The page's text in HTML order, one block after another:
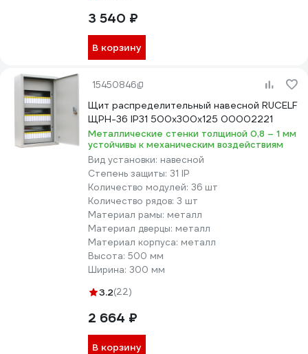
3 540 ₽
В корзину
15450846
Щит распределительный навесной RUCELF
ЩРН-36 IP31 500x300x125 00002221
Металлические стенки толщиной 0,8 – 1 мм
устойчивы к механическим воздействиям
Вид установки: навесной
Степень защиты: 31 IP
Количество модулей: 36 шт
Количество рядов: 3 шт
Материал рамы: металл
Материал дверцы: металл
Материал корпуса: металл
Высота: 500 мм
Ширина: 300 мм
3.2(22)
2 664 ₽
В корзину